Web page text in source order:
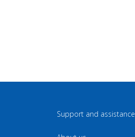
Support and assistance